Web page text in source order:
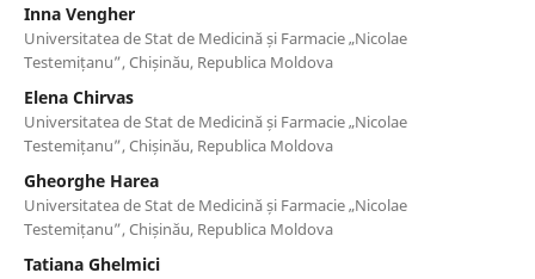
Inna Vengher
Universitatea de Stat de Medicină și Farmacie „Nicolae
Testemițanu”, Chișinău, Republica Moldova
Elena Chirvas
Universitatea de Stat de Medicină și Farmacie „Nicolae
Testemițanu”, Chișinău, Republica Moldova
Gheorghe Harea
Universitatea de Stat de Medicină și Farmacie „Nicolae
Testemițanu”, Chișinău, Republica Moldova
Tatiana Ghelmici